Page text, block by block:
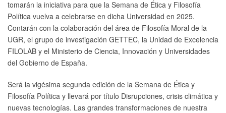
tomarán la iniciativa para que la Semana de Ética y Filosofía
Política vuelva a celebrarse en dicha Universidad en 2025.
Contarán con la colaboración del área de Filosofía Moral de la
UGR, el grupo de investigación GETTEC, la Unidad de Excelencia
FILOLAB y el Ministerio de Ciencia, Innovación y Universidades
del Gobierno de España.
Será la vigésima segunda edición de la Semana de Ética y
Filosofía Política y llevará por título Disrupciones, crisis climática y
nuevas tecnologías. Las grandes transformaciones de nuestra